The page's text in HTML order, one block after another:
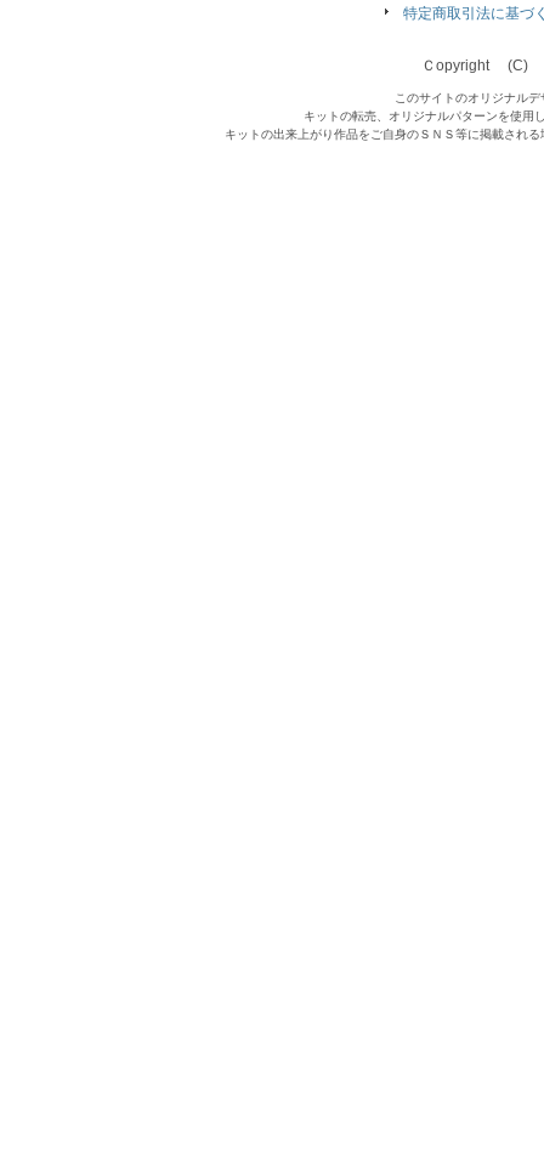
特定商取引法に基づ
Ｃopyright (C)
このサイトのオリジナル
キットの転売、オリジナルパターンを使用
キットの出来上がり作品をご自身のＳＮＳ等に掲載され